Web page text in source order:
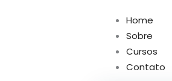
Home
Sobre
Cursos
Contato